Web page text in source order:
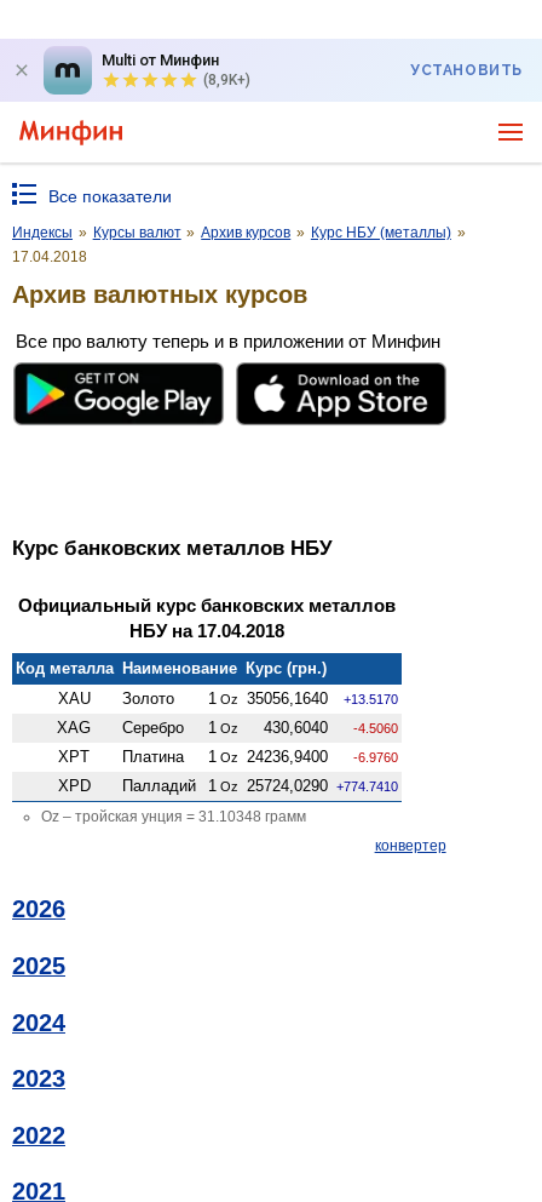
Multi от Минфин
(8,9K+)
УСТАНОВИТЬ
Все показатели
Индексы » Курсы валют » Архив курсов » Курс НБУ (металлы) »
17.04.2018
Архив валютных курсов
Все про валюту теперь и в приложении от Минфин
Курс банковских металлов НБУ
Официальный курс банковских металлов
НБУ на 17.04.2018
Код металла Наименование Курс (грн.)
XAU
Золото 1 Oz 35056,1640 +13.5170
XAG Серебро 1 Oz 430,6040 -4.5060
XPT Платина 1 Oz 24236,9400 -6.9760
XPD Палладий 1 Oz 25724,0290 +774.7410
Oz – тройская унция = 31.10348 грамм
конвертер
2026
2025
2024
2023
2022
2021